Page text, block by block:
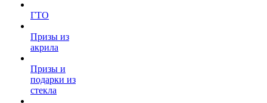
ГТО
Призы из
акрила
Призы и
подарки из
стекла